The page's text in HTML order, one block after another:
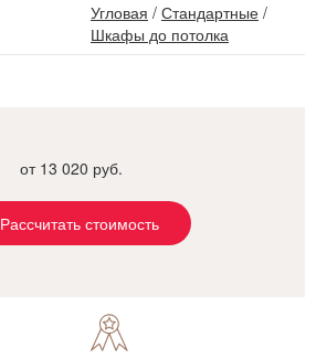
Угловая / Стандартные /
Шкафы до потолка
от 13 020 руб.
Рассчитать стоимость